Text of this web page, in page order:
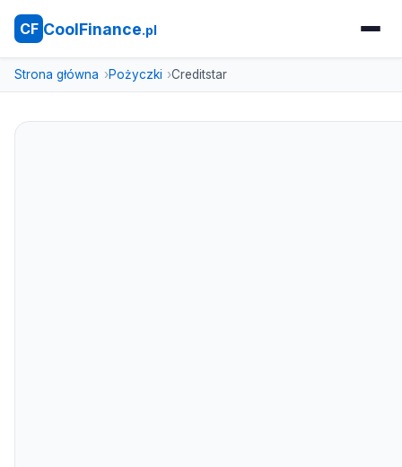
CF CoolFinance.pl
Strona główna Pożyczki Creditstar